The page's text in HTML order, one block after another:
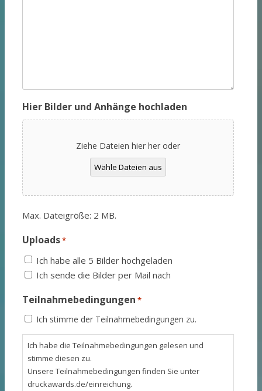
Hier Bilder und Anhänge hochladen
Ziehe Dateien hier her oder
Wähle Dateien aus
Max. Dateigröße: 2 MB.
Uploads*
Ich habe alle 5 Bilder hochgeladen
Ich sende die Bilder per Mail nach
Teilnahmebedingungen *
Ich stimme der Teilnahmebedingungen zu.
Ich habe die Teilnahmebedingungen gelesen und
stimme diesen zu.
Unsere Teilnahmebedingungen finden Sie unter
druckawards.de/einreichung.